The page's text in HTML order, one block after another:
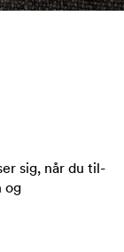
sig, når du til-
og